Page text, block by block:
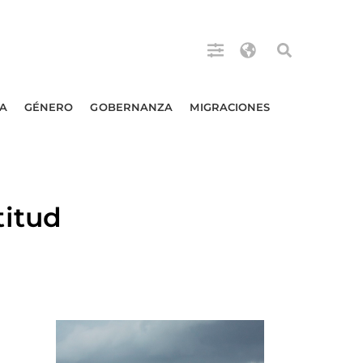
GÉNERO GOBERNANZA MIGRACIONES